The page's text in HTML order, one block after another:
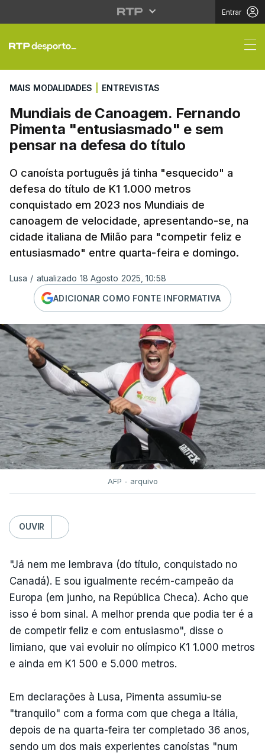
Entrar
Mundiais de
MAIS MODALIDADES ENTREVISTAS
Mundiais de Canoagem. Fernando
Pimenta "entusiasmado" e sem
pensar na defesa do título
O canoísta português já tinha "esquecido" a
defesa do título de K1 1.000 metros
conquistado em 2023 nos Mundiais de
canoagem de velocidade, apresentando-se, na
cidade italiana de Milão para "competir feliz e
entusiasmado" entre quarta-feira e domingo.
Lusa / atualizado 18 Agosto 2025, 10:58
ADICIONAR COMO FONTE INFORMATIVA
AFP - arquivo
OUVIR
"Já nem me lembrava (do título, conquistado no
Canadá). E sou igualmente recém-campeão da
Europa (em junho, na República Checa). Acho que
isso é bom sinal. A melhor prenda que podia ter é a
de competir feliz e com entusiasmo", disse o
limiano, que vai evoluir no olímpico K1 1.000 metros
e ainda em K1 500 e 5.000 metros.
Em declarações à Lusa, Pimenta assumiu-se
"tranquilo" com a forma com que chega a Itália,
depois de na quarta-feira ter completado 36 anos,
sendo um dos mais experientes canoístas "num